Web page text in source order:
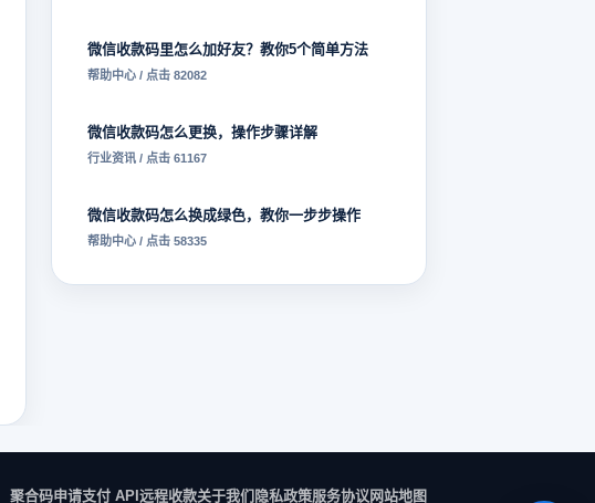
微信收款码里怎么加好友？教你5个简单方法
帮助中心 / 点击 82082
微信收款码怎么更换，操作步骤详解
行业资讯 / 点击 61167
微信收款码怎么换成绿色，教你一步步操作
帮助中心 / 点击 58335
聚合码申请支付 API远程收款关于我们隐私政策服务协议网站地图